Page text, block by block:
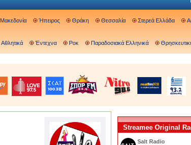
Μακεδονία Ήπειρος Θράκη Θεσσαλία Στερεά Ελλάδα
Αθλητικά Έντεχνα Ροκ Παραδοσιακά Ελληνικά
Streamee Original
Salt Radio